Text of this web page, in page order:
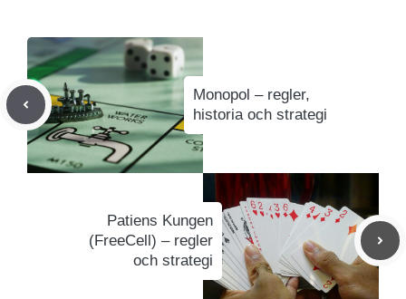
Monopol – regler,
historia och strategi
Patiens Kungen
(FreeCell) – regler
och strategi